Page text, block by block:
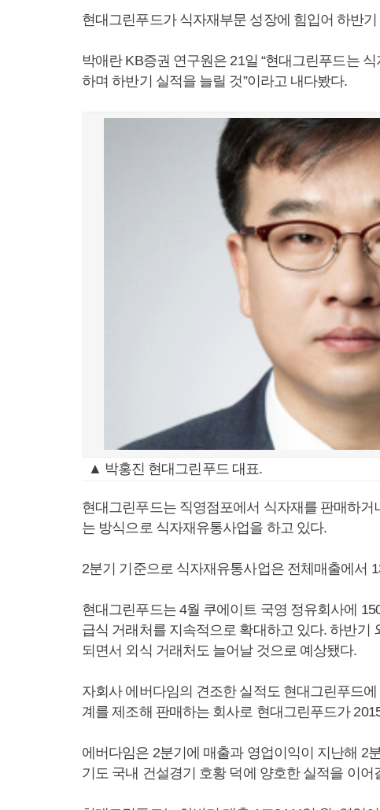
현대그린푸드가 식자재부문 성장에 힘입어 하반
박애란 KB증권 연구원은 21일 “현대그린푸드는
하며 하반기 실적을 늘릴 것”이라고 내다봤다.
▲ 박홍진 현대그린푸드 대표.
현대그린푸드는 직영점포에서 식자재를 판매하
는 방식으로 식자재유통사업을 하고 있다.
2분기 기준으로 식자재유통사업은 전체매출에서
현대그린푸드는 4월 쿠에이트 국영 정유회사에
급식 거래처를 지속적으로 확대하고 있다. 하반기
되면서 외식 거래처도 늘어날 것으로 예상됐다.
자회사 에버다임의 견조한 실적도 현대그린푸드
계를 제조해 판매하는 회사로 현대그린푸드가
에버다임은 2분기에 매출과 영업이익이 지난해 2
기도 국내 건설경기 호황 덕에 양호한 실적을 이어